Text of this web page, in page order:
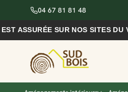
04 67 81 81 48
SUR NOS SITES DU VIGAN